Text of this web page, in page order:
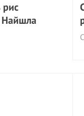
рис
Найшла